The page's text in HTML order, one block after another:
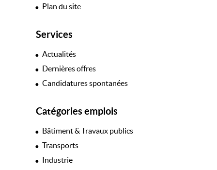
Plan du site
Services
Actualités
Dernières offres
Candidatures spontanées
Catégories emplois
Bâtiment & Travaux publics
Transports
Industrie